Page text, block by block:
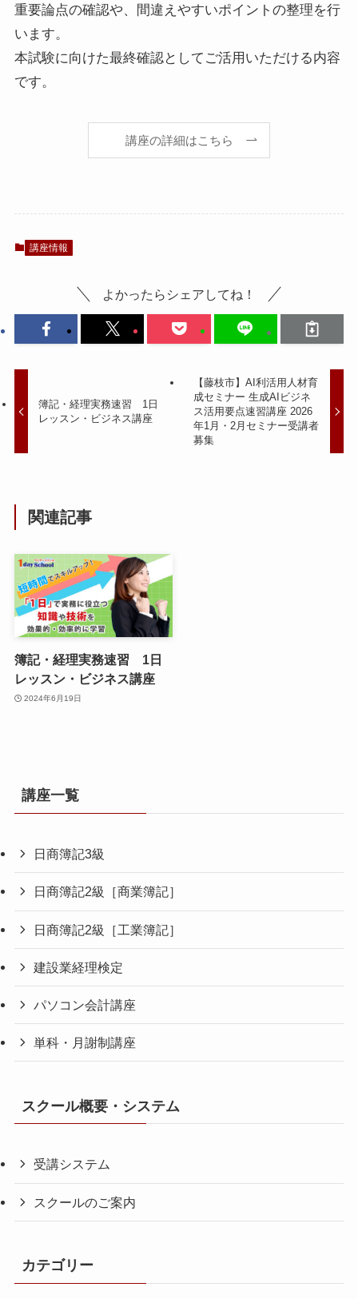
重要論点の確認や、間違えやすいポイントの整理を行
います。
本試験に向けた最終確認としてご活用いただける内容
です。
講座の詳細はこちら
講座情報
よかったらシェアしてね！
簿記・経理実務速習 1日
レッスン・ビジネス講座
【藤枝市】AI利活用人材育
成セミナー 生成AIビジネ
ス活用要点速習講座 2026
年1月・2月セミナー受講者
募集
関連記事
簿記・経理実務速習 1日
レッスン・ビジネス講座
2024年6月19日
講座一覧
日商簿記3級
日商簿記2級［商業簿記］
日商簿記2級［工業簿記］
建設業経理検定
パソコン会計講座
単科・月謝制講座
スクール概要・システム
受講システム
スクールのご案内
カテゴリー